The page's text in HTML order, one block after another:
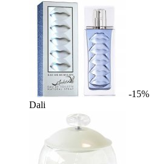
-15%
Dali